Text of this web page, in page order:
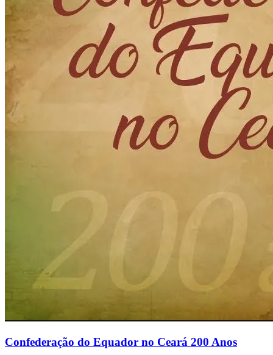
Confederação do Equador no Ceará 200 Anos